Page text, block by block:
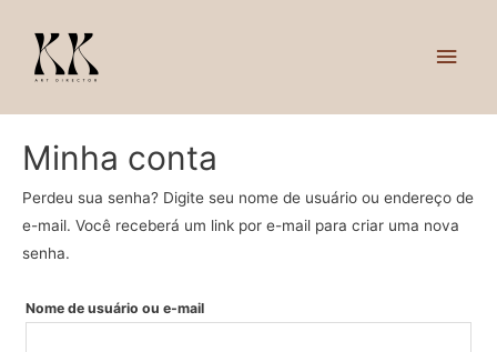
Minha conta
Perdeu sua senha? Digite seu nome de usuário ou endereço de
e-mail. Você receberá um link por e-mail para criar uma nova
senha.
Nome de usuário ou e-mail